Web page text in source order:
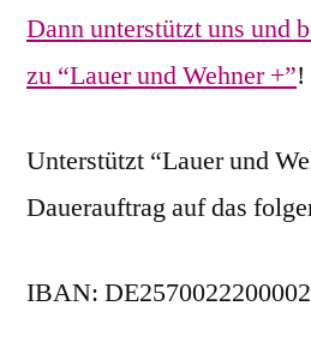
Dann unterstützt uns und
zu “Lauer und Wehner +”!
Unterstützt “Lauer und
Dauerauftrag auf das
IBAN: